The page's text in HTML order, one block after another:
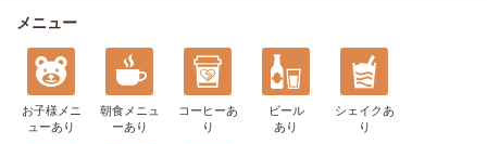
メニュー
お子様メニ
ューあり
朝食メニュ
ーあり
コーヒーあ
り
ビール
あり
シェイク あ
り